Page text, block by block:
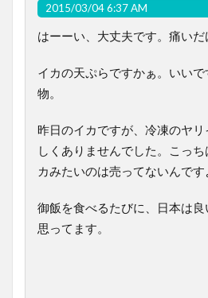
2015/03/04 6:37 AM
はーーい、大丈夫です。痛いだ
イカの天ぷらですかぁ。いい
物。
昨日のイカですが、冷凍のヤ
しくありませんでした。こっ
カみたいのは売ってないんです
御飯を食べるたびに、日本は
思ってます。